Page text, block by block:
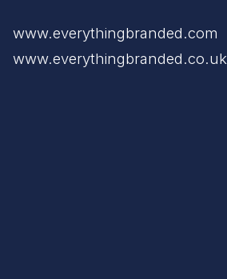
www.everythingbranded.com
www.everythingbranded.co.uk